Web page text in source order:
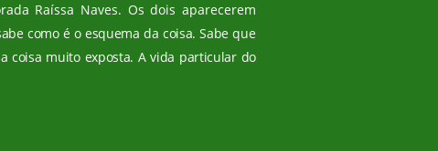
Raíssa Naves. Os doisaparecerem
como é o esquema da coisa. Sabe que
coisa muito exposta. A vida particular do